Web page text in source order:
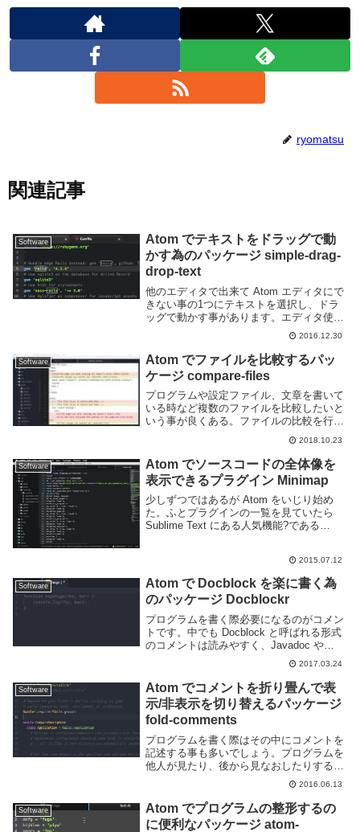
ryomatsu
関連記事
Software
Atom でテキストをドラッグで動
かす為のパッケージ simple-drag-
drop-text
他のエディタで出来て Atom エディタにで
きない事の1つにテキストを選択し、ドラ
ッグで動かす事があります。エディタ使用
時でもマウスを多用する人にとってはある
と便利な機能です。Atom で同様の事を実
現するのであれば simple-drag...
2016.12.30
Software
Atom でファイルを比較するパッ
ケージ compare-files
プログラムや設定ファイル、文章を書いて
いる時など複数のファイルを比較したいと
いう事が良くある。ファイルの比較を行う
際、テキストエディタを2つ開いて自分で
見比べるのは非効率的なので専用のツール
を利用するのが一般的だ。Atom を利用し
ているの...
2018.10.23
Software
Atom でソースコードの全体像を
表示できるプラグイン Minimap
少しずつではあるが Atom をいじり始め
た。ふとプラグインの一覧を見ていたら
Sublime Text にある人気機能?である
2015.07.12
Software
Atom で Docblock を楽に書く為
のパッケージ Docblockr
プログラムを書く際必要になるのがコメン
トです。中でも Docblock と呼ばれる形式
のコメントは読みやすく、Javadoc や
PHPDoc 等の他のソフトウェアにより自動
的にドキュメントとして出力できる為便利
です。この Docblock...
2017.03.24
Software
Atom でコメントを折り畳んで表
示/非表示を切り替えるパッケージ
fold-comments
プログラムを書く際はその中にコメントを
記述する事も多いでしょう。プログラムを
他人が見たり、後から見なおしたりする時
にコメントが書いてあると、どのような処
理がなされているのかがわかりやすくなり
ます。しかしコメントが多すぎると肝心の
プログラムが...
2016.06.13
Software
Atom でプログラムの整形するの
に便利なパッケージ atom-